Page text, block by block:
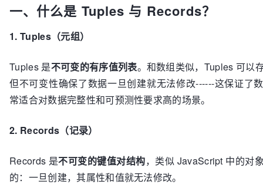
一、什么是 Tuples 与 Records？
1. Tuples（元组）
Tuples 是不可变的有序值列表。和数组类似，Tuples 可以
但不可变性确保了数据一旦创建就无法修改------这保证了
常适合对数据完整性和可预测性要求高的场景。
2. Records（记录）
Records 是不可变的键值对结构，类似 JavaScript 中的对
的：一旦创建，其属性和值就无法修改。